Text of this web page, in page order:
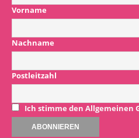
Vorname
Nachname
Postleitzahl
Ich stimme den Allgemeinen